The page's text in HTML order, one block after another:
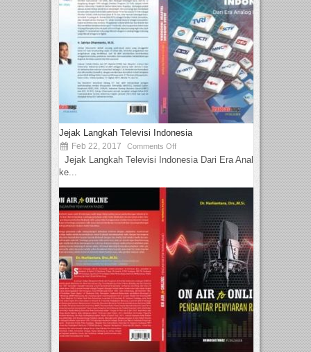
Jejak Langkah Televisi Indonesia
Feb 22, 2017 Comments Off
Jejak Langkah Televisi Indonesia Dari Era Analog
ke...